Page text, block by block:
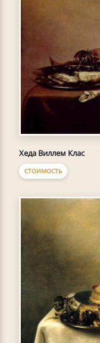
Хеда Виллем Клас
СТОИМОСТЬ